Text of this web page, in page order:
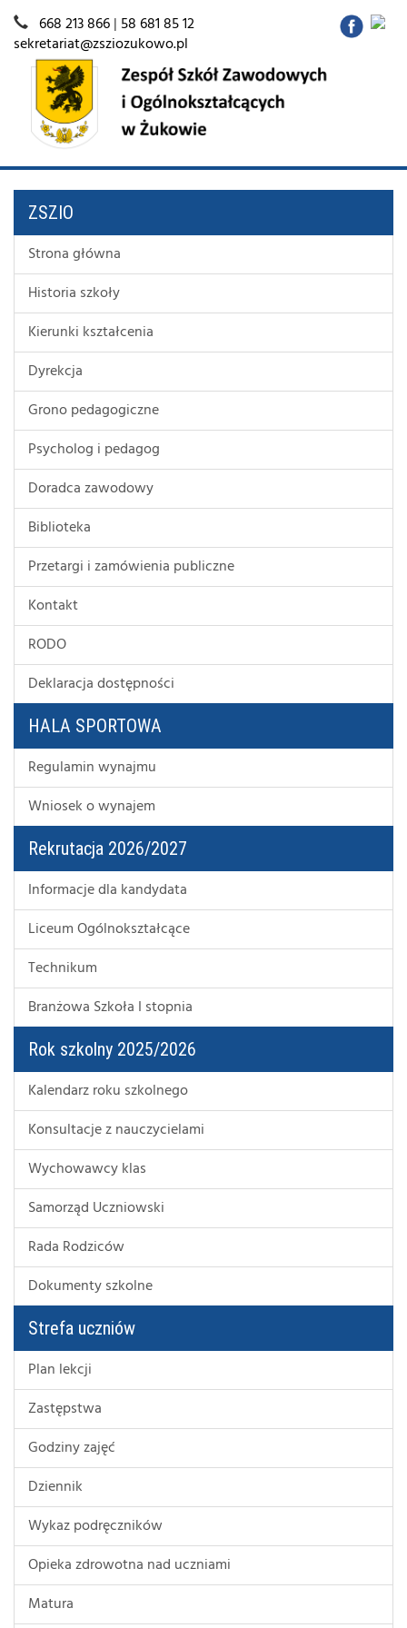
668 213 866| 58 681 85 12
sekretariat@zsziozukowo.pl
ZSZIO
Strona główna
Historia szkoły
Kierunki kształcenia
Dyrekcja
Grono pedagogiczne
Psycholog i pedagog
Doradca zawodowy
Biblioteka
Przetargi i zamówienia publiczne
Kontakt
RODO
Deklaracja dostępności
HALA SPORTOWA
Regulamin wynajmu
Wniosek o wynajem
Rekrutacja 2026/2027
Informacje dla kandydata
Liceum Ogólnokształcące
Technikum
Branżowa Szkoła I stopnia
Rok szkolny 2025/2026
Kalendarz roku szkolnego
Konsultacje z nauczycielami
Wychowawcy klas
Samorząd Uczniowski
Rada Rodziców
Dokumenty szkolne
Strefa uczniów
Plan lekcji
Zastępstwa
Godziny zajęć
Dziennik
Wykaz podręczników
Opieka zdrowotna nad uczniami
Matura